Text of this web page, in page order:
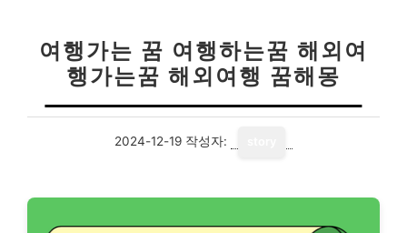
여행가는 꿈 여행하는꿈 해외여
행가는꿈 해외여행 꿈해몽
2024-12-19 작성자: